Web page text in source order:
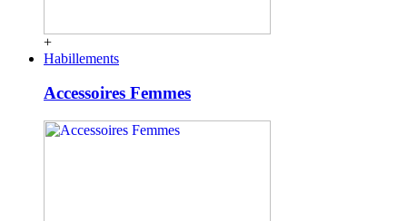
+
Habillements
Accessoires Femmes